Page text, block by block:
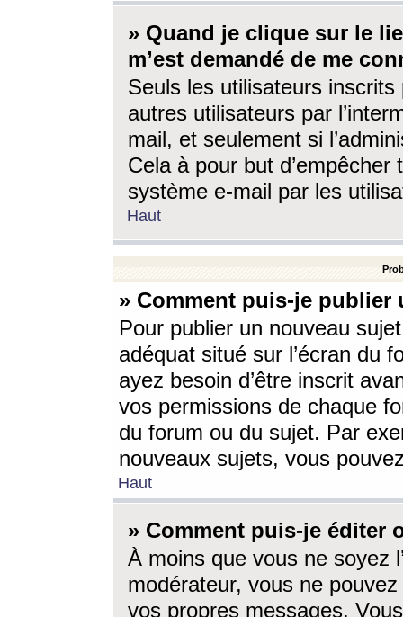
» Quand je clique sur le
m’est demandé de me
Seuls les utilisateurs
autres utilisateurs par
mail, et seulement si
Cela à pour but
système e-mail par les
Haut
» Comment puis-je
Pour publier un nouveau
adéquat situé sur l’écran du
ayez besoin d’être inscrit
vos permissions de chaque
du forum ou du sujet. Par
nouveaux sujets, vous
Haut
» Comment puis-je éditer
À moins que vous ne soyez
modérateur, vous ne
vos propres messages.